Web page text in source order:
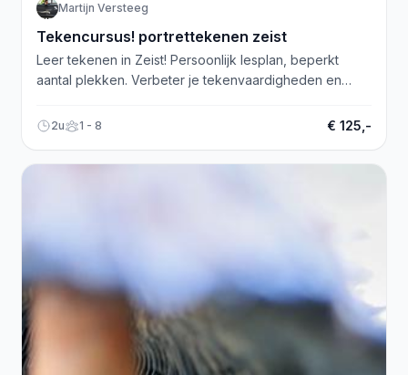
Martijn Versteeg
Tekencursus! portrettekenen zeist
Leer tekenen in Zeist! Persoonlijk lesplan, beperkt
aantal plekken. Verbeter je tekenvaardigheden en
2u 1 - 8 € 125,-